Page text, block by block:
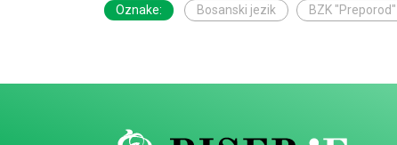
Oznake: Bosanski jezik BZK